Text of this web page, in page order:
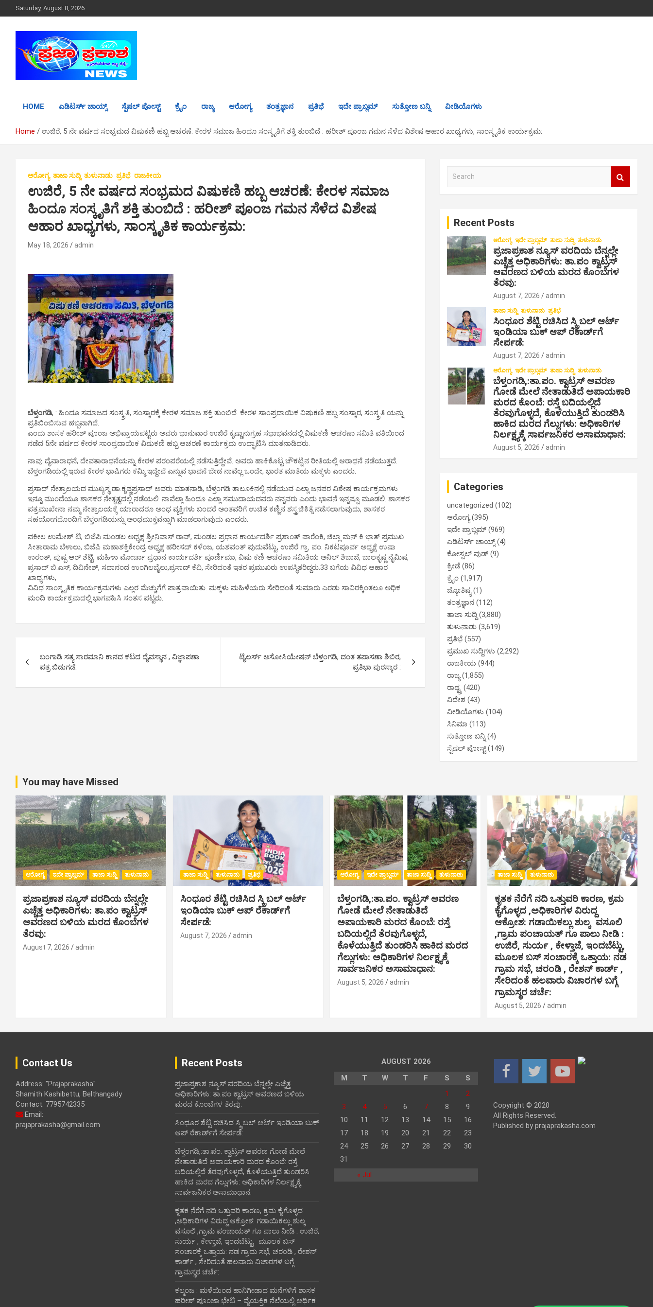
k
Saturday, August 8, 2026
HOME ಎಡಿಟರ್ಸ್ ಚಾಯ್ಸ್ ಸ್ಪೆಷಲ್ ಪೋಸ್ಟ್ ಕ್ರೈಂ ರಾಜ್ಯ ಆರೋಗ್ಯ ತಂತ್ರಜ್ಞಾನ ಪ್ರತಿಭೆ ಇದೇ ಪ್ರಾಬ್ಲಮ್ ಸುತ್ತೋಣ ಬನ್ನಿ ವೀಡಿಯೊಗಳು
Home ಉಜಿರೆ, 5 ನೇ ವರ್ಷದ ಸಂಭ್ರಮದ ವಿಷುಕಣಿ ಹಬ್ಬ ಆಚರಣೆ: ಕೇರಳ ಸಮಾಜ ಹಿಂದೂ ಸಂಸ್ಕೃತಿಗೆ ಶಕ್ತಿ ತುಂಬಿದೆ : ಹರೀಶ್ ಪೂಂಜ ಗಮನ ಸೆಳೆದ ವಿಶೇಷ ಆಹಾರ ಖಾಧ್ಯಗಳು, ಸಾಂಸ್ಕೃತಿಕ ಕಾರ್ಯಕ್ರಮ:
ಆರೋಗ್ಯ ತಾಜಾ ಸುದ್ದಿ ತುಳುನಾಡು ಪ್ರತಿಭೆ ರಾಜಕೀಯ
ಉಜಿರೆ, 5 ನೇ ವರ್ಷದ ಸಂಭ್ರಮದ ವಿಷುಕಣಿ ಹಬ್ಬ ಆಚರಣೆ: ಕೇರಳ ಸಮಾಜ
ಹಿಂದೂ ಸಂಸ್ಕೃತಿಗೆ ಶಕ್ತಿ ತುಂಬಿದೆ : ಹರೀಶ್ ಪೂಂಜ ಗಮನ ಸೆಳೆದ ವಿಶೇಷ
ಆಹಾರ ಖಾಧ್ಯಗಳು, ಸಾಂಸ್ಕೃತಿಕ ಕಾರ್ಯಕ್ರಮ:
May 18, 2026 admin
ಬೆಳ್ತಂಗಡಿ, : ಹಿಂದೂ ಸಮಾಜದ ಸಂಸ್ಕ್ರತಿ, ಸಂಸ್ಕಾರಕ್ಕೆ ಕೇರಳ ಸಮಾಜ ಶಕ್ತಿ ತುಂಬಿದೆ. ಕೇರಳ ಸಾಂಪ್ರದಾಯಿಕ ವಿಷುಕಣಿ ಹಬ್ಬ ಸಂಸ್ಕಾರ, ಸಂಸ್ಕ್ರತಿ ಯನ್ನು
ಪ್ರತಿಬಿಂಬಿಸುವ ಹಬ್ಬವಾಗಿದೆ.
ಎಂದು ಶಾಸಕ ಹರೀಶ್ ಪೂಂಜ ಅಭಿಪ್ರಾಯಪಟ್ಟರು ಅವರು ಭಾನುವಾರ ಉಜಿರೆ ಕೃಷ್ಣಾನುಗ್ರಹ ಸಭಾಭವನದಲ್ಲಿ ವಿಷುಕಣಿ ಆಚರಣಾ ಸಮಿತಿ ವತಿಯಿಂದ
ನಡೆದ 5ನೇ ವರ್ಷದ ಕೇರಳ ಸಾಂಪ್ರದಾಯಿಕ ವಿಷುಕಣಿ ಹಬ್ಬ ಆಚರಣೆ ಕಾರ್ಯಕ್ರಮ ಉದ್ಘಾಟಿಸಿ ಮಾತನಾಡಿದರು.
ನಾವು ದೈವಾರಾಧನೆ, ದೇವತಾರಾಧನೆಯನ್ನು ಕೇರಳ ಪರಂಪರೆಯಲ್ಲಿ ನಡೆಸುತ್ತಿದ್ದೇವೆ. ಅವರು ಹಾಕಿಕೊಟ್ಟ ಚೌಕಟ್ಟಿನ ರೀತಿಯಲ್ಲಿ ಆರಾಧನೆ ನಡೆಯುತ್ತದೆ.
ಬೆಳ್ತಂಗಡಿಯಲ್ಲಿ ಇರುವ ಕೇರಳ ಭಾಷಿಗರು ಕಮ್ಮಿ ಇದ್ದೇವೆ ಎನ್ನುವ ಭಾವನೆ ಬೇಡ ನಾವೆಲ್ಲ ಒಂದೇ, ಭಾರತ ಮಾತೆಯ ಮಕ್ಕಳು ಎಂದರು.
ಪ್ರಸಾದ್ ನೇತ್ರಾಲಯದ ಮುಖ್ಯಸ್ಥ ಡಾ.ಕೃಷ್ಣಪ್ರಸಾದ್ ಅವರು ಮಾತನಾಡಿ, ಬೆಳ್ತಂಗಡಿ ತಾಲೂಕಿನಲ್ಲಿ ನಡೆಯುವ ಎಲ್ಲಾ ಜನಪರ ವಿಶೇಷ ಕಾರ್ಯಕ್ರಮಗಳು
ಇನ್ನೂ ಮುಂದೆಯೂ ಶಾಸಕರ ನೇತೃತ್ವದಲ್ಲಿ ನಡೆಯಲಿ. ನಾವೆಲ್ಲಾ ಹಿಂದೂ ಎಲ್ಲಾ ಸಮುದಾಯದವರು ನನ್ನವರು ಎಂದು ಭಾವನೆ ಇನ್ನಷ್ಟೂ ಮೂಡಲಿ. ಶಾಸಕರ
ಪತ್ರಮುಖೇನಾ ನಮ್ಮ ನೇತ್ರಾಲಯಕ್ಕೆ ಯಾರಾದರೂ ಅಂಧ ವ್ಯಕ್ತಿಗಳು ಬಂದರೆ ಅಂತವರಿಗೆ ಉಚಿತ ಕಣ್ಣಿನ ಶಸ್ತ್ರಚಿಕಿತ್ಸೆ ನಡೆಸಲಾಗುವುದು, ಶಾಸಕರ
ಸಹಯೋಗದೊಂದಿಗೆ ಬೆಳ್ತಂಗಡಿಯನ್ನು ಅಂಧಮುಕ್ತವನ್ನಾಗಿ ಮಾಡಲಾಗುವುದು‌ ಎಂದರು.
ವಕೀಲ ಉಮೇಶ್ ಟಿ, ಬಿಜೆಪಿ ಮಂಡಲ ಅಧ್ಯಕ್ಷ ಶ್ರೀನಿವಾಸ್ ರಾವ್, ಮಂಡಲ ಪ್ರಧಾನ ಕಾರ್ಯದರ್ಶಿ ಪ್ರಶಾಂತ್ ಪಾರೆಂಕಿ, ಜಿಲ್ಲಾ ಮನ್ ಕಿ ಭಾತ್ ಪ್ರಮುಖ
ಸೀತಾರಾಮ ಬೆಳಾಲು, ಬಿಜೆಪಿ ಮಹಾಶಕ್ತಿಕೇಂದ್ರ ಅಧ್ಯಕ್ಷ ಹರೀಸದ್ ಕಳೆಂಜ, ಯಶವಂತ್ ಪುದುವೆಟ್ಟು, ಉಜಿರೆ ಗ್ರಾ. ಪಂ. ನಿಕಟಪೂರ್ವ ಅಧ್ಯಕ್ಷೆ ಉಷಾ
ಕಾರಂತ್, ಪುಷ್ಪ ಆರ್ ಶೆಟ್ಟಿ, ಮಹಿಳಾ ಮೋರ್ಚಾ ಪ್ರಧಾನ ಕಾರ್ಯದರ್ಶಿ ಪೂರ್ಣಿಮಾ, ವಿಷು ಕಣಿ ಆಚರಣಾ ಸಮಿತಿಯ ಅನಿಲ್ ಶಿಬಾಜೆ, ಬಾಲಕೃಷ್ಣ ನೈಮಿಷ,
ಪ್ರಸಾದ್ ಬಿ.ಎಸ್, ದಿವಿನೇಶ್, ಸದಾನಂದ ಉಂಗಿಲಬೈಲು,ಪ್ರಸಾದ್ ಕೆವಿ, ಸೇರಿದಂತೆ ಇತರ ಪ್ರಮುಖರು ಉಪಸ್ಥಿತರಿದ್ದರು‌‌.33 ಬಗೆಯ ವಿವಿಧ ಆಹಾರ
ಖಾಧ್ಯಗಳು,
ವಿವಿಧ ಸಾಂಸ್ಕೃತಿಕ ಕಾರ್ಯಕ್ರಮಗಳು ಎಲ್ಲರ ಮೆಚ್ಚುಗೆಗೆ ಪಾತ್ರವಾಯಿತು.‌ ಮಕ್ಕಳು ಮಹಿಳೆಯರು ಸೇರಿದಂತೆ ಸುಮಾರು ಎರಡು ಸಾವಿರಕ್ಕಿಂತಲೂ ಅಧಿಕ
ಮಂದಿ ಕಾರ್ಯಕ್ರಮದಲ್ಲಿ ಭಾಗವಹಿಸಿ ಸಂತಸ ಪಟ್ಟರು.
s
i
g
a
t
i
o
n
ಬಂಗಾಡಿ ಸತ್ಯ ಸಾರಮಾನಿ ಕಾನದ ಕಟದ ದೈವಸ್ಥಾನ , ವಿಜ್ಞಾಪಣಾ
ಪತ್ರ ಬಿಡುಗಡೆ:
ಟೈಲರ್ಸ್ ಅಸೋಸಿಯೇಷನ್ ಬೆಳ್ತಂಗಡಿ, ದಂತ ತಪಾಸಣಾ ಶಿಬಿರ,
ಪ್ರತಿಭಾ ಪುರಸ್ಕಾರ :
Recent Posts
ಆರೋಗ್ಯ ಇದೇ ಪ್ರಾಬ್ಲಮ್ ತಾಜಾ ಸುದ್ದಿ ತುಳುನಾಡು
ಪ್ರಜಾಪ್ರಕಾಶ ನ್ಯೂಸ್ ವರದಿಯ ಬೆನ್ನಲ್ಲೇ
ಎಚ್ಚೆತ್ತ ಅಧಿಕಾರಿಗಳು: ತಾ.ಪಂ ಕ್ವಾಟ್ರಸ್
ಆವರಣದ ಬಳಿಯ ಮರದ ಕೊಂಬೆಗಳ
ತೆರವು:
August 7, 2026 admin
ತಾಜಾ ಸುದ್ದಿ ತುಳುನಾಡು ಪ್ರತಿಭೆ
ಸಿಂಧೂರ ಶೆಟ್ಟಿ ರಚಿಸಿದ ಸ್ಕ್ರಿಬಲ್ ಆರ್ಟ್
ಇಂಡಿಯಾ ಬುಕ್ ಆಪ್ ರೆಕಾರ್ಡ್‌ಗೆ
ಸೇರ್ಪಡೆ:
August 7, 2026 admin
ಆರೋಗ್ಯ ಇದೇ ಪ್ರಾಬ್ಲಮ್ ತಾಜಾ ಸುದ್ದಿ ತುಳುನಾಡು
ಬೆಳ್ತಂಗಡಿ,:ತಾ.ಪಂ‌. ಕ್ವಾಟ್ರಸ್ ಆವರಣ
ಗೋಡೆ ಮೇಲೆ ನೇತಾಡುತಿದೆ ಅಪಾಯಕಾರಿ
ಮರದ ಕೊಂಬೆ: ರಸ್ತೆ ಬದಿಯಲ್ಲಿದೆ
ತೆರವುಗೊಳ್ಳದೆ, ಕೊಳೆಯುತ್ತಿದೆ ತುಂಡರಿಸಿ
ಹಾಕಿದ ಮರದ ಗೆಲ್ಲುಗಳು: ಅಧಿಕಾರಿಗಳ
ನಿರ್ಲಕ್ಷ್ಯಕ್ಕೆ ಸಾರ್ವಜನಿಕರ ಅಸಾಮಾಧಾನ:
August 5, 2026 admin
Categories
uncategorized (102)
ಆರೋಗ್ಯ(395)
ಇದೇ ಪ್ರಾಬ್ಲಮ್ (969)
ಎಡಿಟರ್ಸ್ ಚಾಯ್ಸ್(4)
ಕೋಸ್ಟಲ್ ವುಡ್ (9)
ಕ್ರೀಡೆ (86)
ಕ್ರೈಂ (1,917)
ಜ್ಯೋತಿಷ್ಯ(1)
ತಂತ್ರಜ್ಞಾನ (112)
ತಾಜಾ ಸುದ್ದಿ (3,880)
ತುಳುನಾಡು (3,619)
ಪ್ರತಿಭೆ (557)
ಪ್ರಮುಖ ಸುದ್ದಿಗಳು (2,292)
ರಾಜಕೀಯ (944)
ರಾಜ್ಯ(1,855)
ರಾಷ್ಟ್ರ (420)
ವಿದೇಶ (43)
ವೀಡಿಯೊಗಳು (104)
ಸಿನಿಮಾ (113)
ಸುತ್ತೋಣ ಬನ್ನಿ(4)
ಸ್ಪೆಷಲ್ ಪೋಸ್ಟ್(149)
You may have Missed
ಆರೋಗ್ಯ ಇದೇ ಪ್ರಾಬ್ಲಮ್ ತಾಜಾ ಸುದ್ದಿ ತುಳುನಾಡು
ಪ್ರಜಾಪ್ರಕಾಶ ನ್ಯೂಸ್ ವರದಿಯ ಬೆನ್ನಲ್ಲೇ
ಎಚ್ಚೆತ್ತ ಅಧಿಕಾರಿಗಳು: ತಾ.ಪಂ ಕ್ವಾಟ್ರಸ್
ಆವರಣದ ಬಳಿಯ ಮರದ ಕೊಂಬೆಗಳ
ತೆರವು:
August 7, 2026 admin
ತಾಜಾ ಸುದ್ದಿ ತುಳುನಾಡು ಪ್ರತಿಭೆ
ಸಿಂಧೂರ ಶೆಟ್ಟಿ ರಚಿಸಿದ ಸ್ಕ್ರಿಬಲ್ ಆರ್ಟ್
ಇಂಡಿಯಾ ಬುಕ್ ಆಪ್ ರೆಕಾರ್ಡ್‌ಗೆ
ಸೇರ್ಪಡೆ:
August 7, 2026 admin
ಆರೋಗ್ಯ ಇದೇ ಪ್ರಾಬ್ಲಮ್ ತಾಜಾ ಸುದ್ದಿ ತುಳುನಾಡು
ಬೆಳ್ತಂಗಡಿ,:ತಾ.ಪಂ‌. ಕ್ವಾಟ್ರಸ್ ಆವರಣ
ಗೋಡೆ ಮೇಲೆ ನೇತಾಡುತಿದೆ
ಅಪಾಯಕಾರಿ ಮರದ ಕೊಂಬೆ: ರಸ್ತೆ
ಬದಿಯಲ್ಲಿದೆ ತೆರವುಗೊಳ್ಳದೆ,
ಕೊಳೆಯುತ್ತಿದೆ ತುಂಡರಿಸಿ ಹಾಕಿದ ಮರದ
ಗೆಲ್ಲುಗಳು: ಅಧಿಕಾರಿಗಳ ನಿರ್ಲಕ್ಷ್ಯಕ್ಕೆ
ಸಾರ್ವಜನಿಕರ ಅಸಾಮಾಧಾನ:
August 5, 2026 admin
ತಾಜಾ ಸುದ್ದಿ ತುಳುನಾಡು
ಕೃತಕ ನೆರೆಗೆ ನದಿ ಒತ್ತುವರಿ ಕಾರಣ, ಕ್ರಮ
ಕೈಗೊಳ್ಳದ ,ಅಧಿಕಾರಿಗಳ ವಿರುದ್ದ
ಆಕ್ರೋಶ: ಗಡಾಯಿಕಲ್ಲು ಶುಲ್ಕ ವಸೂಲಿ
,ಗ್ರಾಮ ಪಂಚಾಯತ್ ಗೂ ಪಾಲು ನೀಡಿ :
ಉಜಿರೆ, ಸುರ್ಯ , ಕೇಳ್ತಾಜೆ, ಇಂದಬೆಟ್ಟು,
ಮೂಲಕ ಬಸ್ ಸಂಚಾರಕ್ಕೆ ಒತ್ತಾಯ: ನಡ
ಗ್ರಾಮ ಸಭೆ, ಚರಂಡಿ , ರೇಶನ್ ಕಾರ್ಡ್ ,
ಸೇರಿದಂತೆ ಹಲವಾರು ವಿಚಾರಗಳ ಬಗ್ಗೆ
ಗ್ರಾಮಸ್ಥರ ಚರ್ಚೆ:
August 5, 2026 admin
Contact Us
Address: "Prajaprakasha"
Shamith Kashibettu, Belthangady
Contact: 7795742335
Email:
prajaprakasha@gmail.com
Recent Posts
ಪ್ರಜಾಪ್ರಕಾಶ ನ್ಯೂಸ್ ವರದಿಯ ಬೆನ್ನಲ್ಲೇ ಎಚ್ಚೆತ್ತ
ಅಧಿಕಾರಿಗಳು: ತಾ.ಪಂ ಕ್ವಾಟ್ರಸ್ ಆವರಣದ ಬಳಿಯ
ಮರದ ಕೊಂಬೆಗಳ ತೆರವು:
ಸಿಂಧೂರ ಶೆಟ್ಟಿ ರಚಿಸಿದ ಸ್ಕ್ರಿಬಲ್ ಆರ್ಟ್ ಇಂಡಿಯಾ ಬುಕ್
ಆಪ್ ರೆಕಾರ್ಡ್‌ಗೆ ಸೇರ್ಪಡೆ:
ಬೆಳ್ತಂಗಡಿ,:ತಾ.ಪಂ‌. ಕ್ವಾಟ್ರಸ್ ಆವರಣ ಗೋಡೆ ಮೇಲೆ
ನೇತಾಡುತಿದೆ ಅಪಾಯಕಾರಿ ಮರದ ಕೊಂಬೆ: ರಸ್ತೆ
ಬದಿಯಲ್ಲಿದೆ ತೆರವುಗೊಳ್ಳದೆ, ಕೊಳೆಯುತ್ತಿದೆ ತುಂಡರಿಸಿ
ಹಾಕಿದ ಮರದ ಗೆಲ್ಲುಗಳು: ಅಧಿಕಾರಿಗಳ ನಿರ್ಲಕ್ಷ್ಯಕ್ಕೆ
ಸಾರ್ವಜನಿಕರ ಅಸಾಮಾಧಾನ:
ಕೃತಕ ನೆರೆಗೆ ನದಿ ಒತ್ತುವರಿ ಕಾರಣ, ಕ್ರಮ ಕೈಗೊಳ್ಳದ
,ಅಧಿಕಾರಿಗಳ ವಿರುದ್ದ ಆಕ್ರೋಶ: ಗಡಾಯಿಕಲ್ಲು ಶುಲ್ಕ
ವಸೂಲಿ ,ಗ್ರಾಮ ಪಂಚಾಯತ್ ಗೂ ಪಾಲು ನೀಡಿ : ಉಜಿರೆ,
ಸುರ್ಯ , ಕೇಳ್ತಾಜೆ, ಇಂದಬೆಟ್ಟು, ಮೂಲಕ ಬಸ್
ಸಂಚಾರಕ್ಕೆ ಒತ್ತಾಯ: ನಡ ಗ್ರಾಮ ಸಭೆ, ಚರಂಡಿ , ರೇಶನ್
ಕಾರ್ಡ್ , ಸೇರಿದಂತೆ ಹಲವಾರು ವಿಚಾರಗಳ ಬಗ್ಗೆ
ಗ್ರಾಮಸ್ಥರ ಚರ್ಚೆ:
ಕಲ್ಮಂಜ : ಮಳೆಯಿಂದ ಹಾನಿಗೀಡಾದ ಮನೆಗಳಿಗೆ ಶಾಸಕ
ಹರೀಶ್ ಪೂಂಜಾ ಭೇಟಿ – ವೈಯಕ್ತಿಕ ನೆಲೆಯಲ್ಲಿ ಆರ್ಥಿಕ‌
AUGUST 2026
M
T W T F S S
« Jul
1
2
3
4 5 6 7 8
9
10
11 12 13 14 15
16
17
18 19 20 21 22
23
24
25 26 27 28 29
30
31
Copyright © 2020
All Rights Reserved.
Published by prajaprakasha.com